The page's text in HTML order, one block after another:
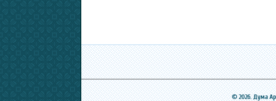
© 2026. Дума